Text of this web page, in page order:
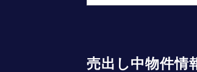
売出し中物件情